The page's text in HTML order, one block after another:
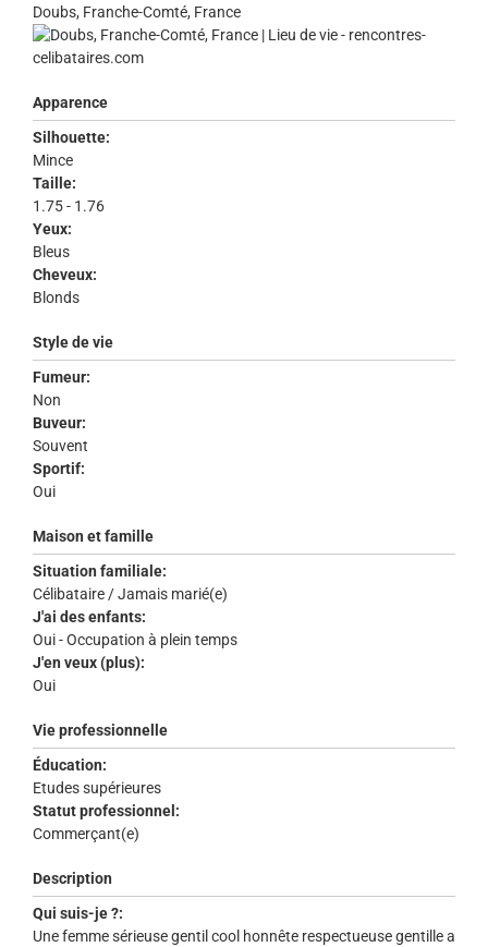
Doubs, Franche-Comté, France
Apparence
Silhouette:
Mince
Taille:
1.75 - 1.76
Yeux:
Bleus
Cheveux:
Blonds
Style de vie
Fumeur:
Non
Buveur:
Souvent
Sportif:
Oui
Maison et famille
Situation familiale:
Célibataire / Jamais marié(e)
J'ai des enfants:
Oui - Occupation à plein temps
J'en veux (plus):
Oui
Vie professionnelle
Éducation:
Etudes supérieures
Statut professionnel:
Commerçant(e)
Description
Qui suis-je ?:
Une femme sérieuse gentil cool honnête respectueuse gentille a